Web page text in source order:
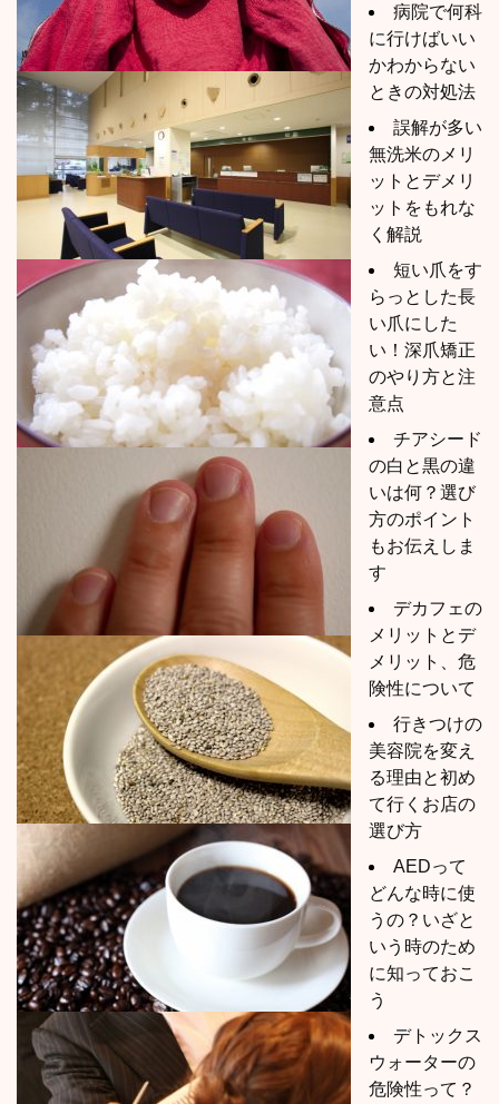
病院で何科
に行けばいい
かわからない
ときの対処法
誤解が多い
無洗米のメリ
ットとデメリ
ットをもれな
く解説
短い爪をす
らっとした長
い爪にした
い！深爪矯正
のやり方と注
意点
チアシード
の白と黒の違
いは何？選び
方のポイント
もお伝えしま
す
デカフェの
メリットとデ
メリット、危
険性について
行きつけの
美容院を変え
る理由と初め
て行くお店の
選び方
AEDって
どんな時に使
うの？いざと
いう時のため
に知っておこ
う
デトックス
ウォーターの
危険性って？